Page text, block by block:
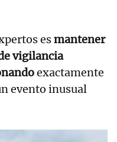
esmantener
vigilancia
exactamente
evento inusual